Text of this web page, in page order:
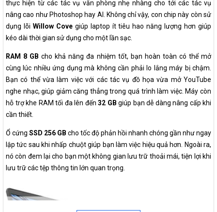
thực hiện từ các tác vụ văn phòng nhẹ nhàng cho tới các tác vụ
nâng cao như Photoshop hay AI. Không chỉ vậy, con chip này còn sử
dụng lõi Willow Covegiúp laptop ít tiêu hao năng lượng hơn giúp
kéo dài thời gian sử dụng cho một lần sạc.
RAM 8 GBcho khả năng đa nhiệm tốt, bạn hoàn toàn có thể mở
cùng lúc nhiều ứng dụng mà không cần phải lo lắng máy bị chậm.
Bạn có thể vừa làm việc với các tác vụ đồ họa vừa mở YouTube
nghe nhạc, giúp giảm căng thẳng trong quá trình làm việc. Máy còn
hỗ trợ khe RAM tối đa lên đến 32 GB giúp bạn dễ dàng nâng cấp khi
cần thiết.
Ổ cứng SSD 256 GB cho tốc độ phản hồi nhanh chóng gần như ngay
lập tức sau khi nhấp chuột giúp bạn làm việc hiệu quả hơn. Ngoài ra,
nó còn đem lại cho bạn một không gian lưu trữ thoải mái, tiện lợi khi
lưu trữ các tệp thông tin lớn quan trọng.